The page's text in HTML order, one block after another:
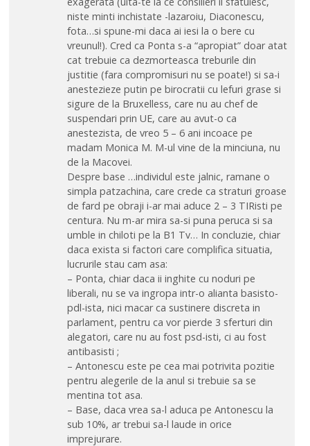
niste minti inchistate -lazaroiu, Diaconescu,
fota…si spune-mi daca ai iesi la o bere cu
vreunul!). Cred ca Ponta s-a “apropiat” doar atat
cat trebuie ca dezmorteasca treburile din
justitie (fara compromisuri nu se poate!) si sa-i
anestezieze putin pe birocratii cu lefuri grase si
sigure de la Bruxelless, care nu au chef de
suspendari prin UE, care au avut-o ca
anestezista, de vreo 5 – 6 ani incoace pe
madam Monica M. M-ul vine de la minciuna, nu
de la Macovei.
Despre base …individul este jalnic, ramane o
simpla patzachina, care crede ca straturi groase
de fard pe obraji i-ar mai aduce 2 – 3 TIRisti pe
centura. Nu m-ar mira sa-si puna peruca si sa
umble in chiloti pe la B1 Tv… In concluzie, chiar
daca exista si factori care complifica situatia,
lucrurile stau cam asa:
– Ponta, chiar daca ii inghite cu noduri pe
liberali, nu se va ingropa intr-o alianta basisto-
pdl-ista, nici macar ca sustinere discreta in
parlament, pentru ca vor pierde 3 sferturi din
alegatori, care nu au fost psd-isti, ci au fost
antibasisti ;
– Antonescu este pe cea mai potrivita pozitie
pentru alegerile de la anul si trebuie sa se
mentina tot asa.
– Base, daca vrea sa-l aduca pe Antonescu la
sub 10%, ar trebui sa-l laude in orice
imprejurare.